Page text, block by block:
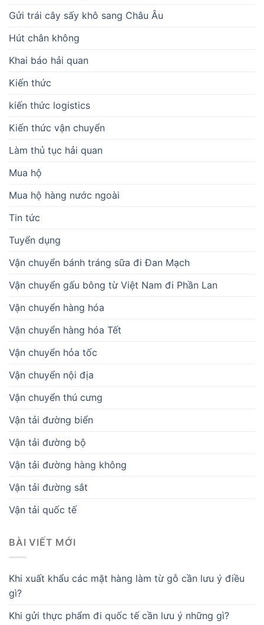
Gửi trái cây sấy khô sang Châu Âu
Hút chân không
Khai báo hải quan
Kiến thức
kiến thức logistics
Kiến thức vận chuyển
Làm thủ tục hải quan
Mua hộ
Mua hộ hàng nước ngoài
Tin tức
Tuyển dụng
Vận chuyển bánh tráng sữa đi Đan Mạch
Vận chuyển gấu bông từ Việt Nam đi Phần Lan
Vận chuyển hàng hóa
Vận chuyển hàng hóa Tết
Vận chuyển hỏa tốc
Vận chuyển nội địa
Vận chuyển thú cưng
Vận tải đường biển
Vận tải đường bộ
Vận tải đường hàng không
Vận tải đường sắt
Vận tải quốc tế
BÀI VIẾT MỚI
Khi xuất khẩu các mặt hàng làm từ gỗ cần lưu ý điều
gì?
Khi gửi thực phẩm đi quốc tế cần lưu ý những gì?